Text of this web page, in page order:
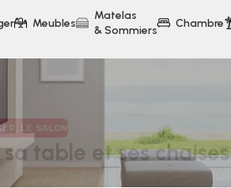
Meubles
Matelas
& Sommiers
Chambre
, LE SALON
table et ses chaises